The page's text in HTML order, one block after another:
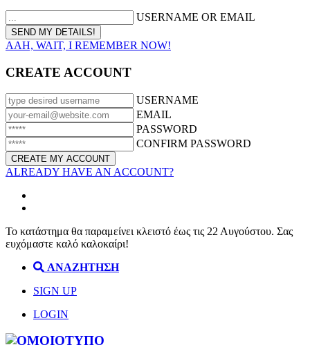
USERNAME OR EMAIL
AAH, WAIT, I REMEMBER NOW!
CREATE ACCOUNT
USERNAME
EMAIL
PASSWORD
CONFIRM PASSWORD
ALREADY HAVE AN ACCOUNT?
Το κατάστημα θα παραμείνει κλειστό έως τις 22 Αυγούστου. Σας
ευχόμαστε καλό καλοκαίρι!
ΑΝΑΖΗΤΗΣΗ
SIGN UP
LOGIN